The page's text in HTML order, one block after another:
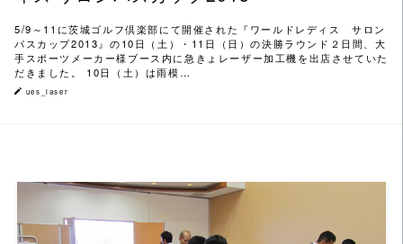
5/9～11に茨城ゴルフ倶楽部にて開催された『ワールドレディス サロン
パスカップ2013』の10日（土）・11日（日）の決勝ラウンド２日間、大
手スポーツメーカー様ブース内に急きょレーザー加工機を出店させていた
だきました。 10日（土）は雨模…
ues_laser